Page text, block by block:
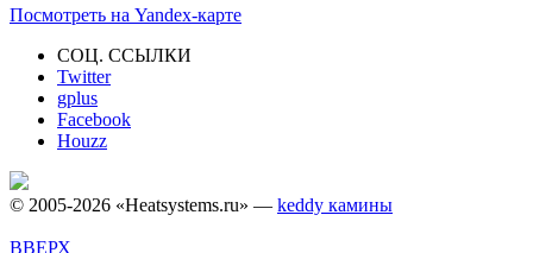
Посмотреть на Yandex-карте
СОЦ. ССЫЛКИ
Twitter
gplus
Facebook
Houzz
© 2005-2026 «Heatsystems.ru» — keddy камины
ВВЕРХ